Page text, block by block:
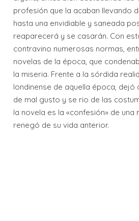
profesión que la acaban llevando
hasta una envidiable y saneada
reaparecerá y se casarán. Con
contravino numerosas normas,
novelas de la época, que
la miseria. Frente a la sórdida
londinense de aquella época, dejó
de mal gusto y se rio de las
la novela es la «confesión» de una
renegó de su vida anterior.